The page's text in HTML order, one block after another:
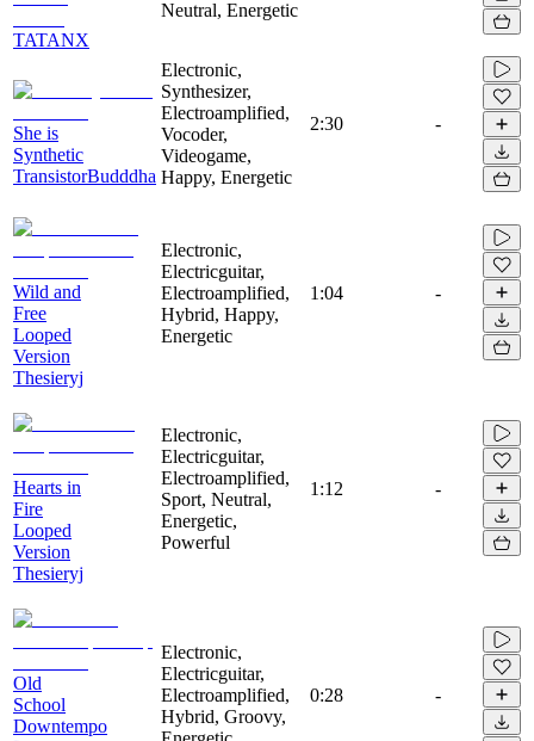
TATANX
Neutral, Energetic
She is
Synthetic
TransistorBudddha
Electronic,
Synthesizer,
Electroamplified,
Vocoder,
Videogame,
Happy, Energetic
2:30 -
Wild and
Free
Looped
Version
Thesieryj
Electronic,
Electricguitar,
Electroamplified,
Hybrid, Happy,
Energetic
1:04 -
Hearts in
Fire
Looped
Version
Thesieryj
Electronic,
Electricguitar,
Electroamplified,
Sport, Neutral,
Energetic,
Powerful
1:12 -
Old
School
Downtempo
Electronic,
Electricguitar,
Electroamplified,
Hybrid, Groovy,
0:28 -